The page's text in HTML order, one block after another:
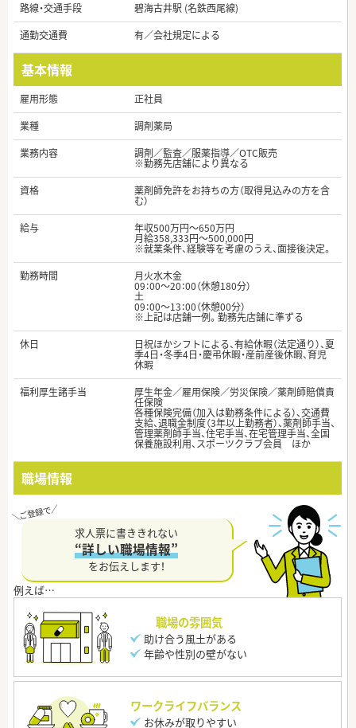
路線・交通手段
碧海古井駅 (名鉄西尾線)
通勤交通費
有／会社規定による
基本情報
雇用形態
正社員
業種
調剤薬局
業務内容
調剤／監査／服薬指導／OTC販売
※勤務先店舗により異なる
資格
薬剤師免許をお持ちの方（取得見込みの方を含
む）
給与
年収500万円～650万円
月給358,333円～500,000円
※就業条件、経験等を考慮のうえ、面接後決定。
勤務時間
月火水木金
09：00～20：00（休憩180分）
土
09：00～13：00（休憩00分）
※上記は店舗一例。勤務先店舗に準ずる
休日
日祝ほかシフトによる、有給休暇（法定通り）、夏
季4日・冬季4日・慶弔休暇・産前産後休暇、育児
休暇
福利厚生諸手当
厚生年金／雇用保険／労災保険／薬剤師賠償責
任保険
各種保険完備（加入は勤務条件による）、交通費
支給、退職金制度（3年以上勤務者）、薬剤師手当、
管理薬剤師手当、住宅手当、在宅管理手当、全国
保養施設利用、スポーツクラブ会員 ほか
職場情報
求人票に書ききれない
“詳しい職場情報”
をお伝えします！
職場の雰囲気
助け合う風土がある
年齢や性別の壁がない
ワークライフバランス
お休みが取りやすい